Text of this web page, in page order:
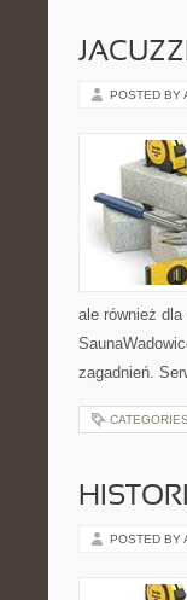
POSTED BY
ale również
zagadnień.
POSTED BY